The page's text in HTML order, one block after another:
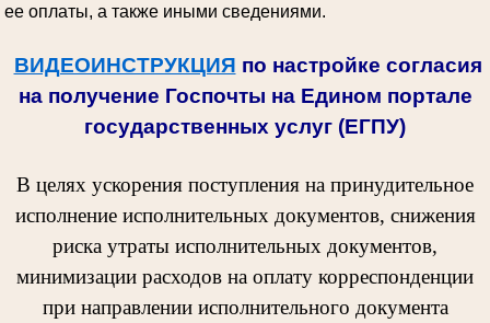
ее оплаты, а также иными сведениями.
ВИДЕОИНСТРУКЦИЯ по настройке согласия
на получение Госпочты на Едином портале
государственных услуг (ЕГПУ)
В целях ускорения поступления на принудительное
исполнение исполнительных документов, снижения
риска утраты исполнительных документов,
минимизации расходов на оплату корреспонденции
при направлении исполнительного документа